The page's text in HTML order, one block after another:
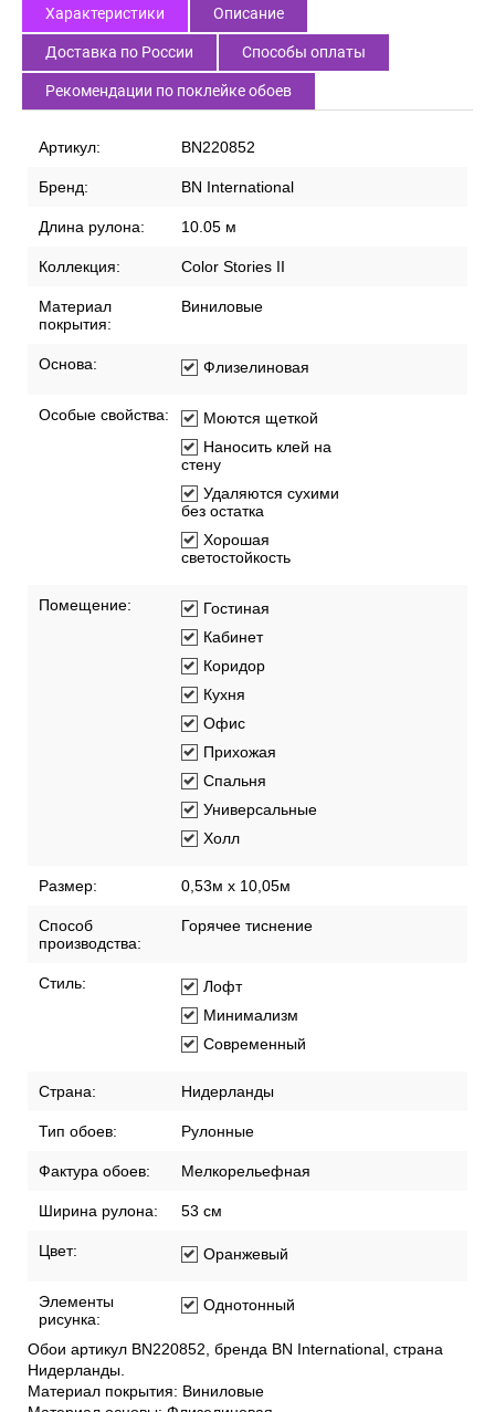
Характеристики Описание
Доставка по России Способы оплаты
Рекомендации по поклейке обоев
Артикул: BN220852
Бренд: BN International
Длина рулона: 10.05 м
Коллекция: Color Stories II
Материал
покрытия:
Виниловые
Основа: Флизелиновая
Особые свойства:
Моются щеткой
Наносить клей на
стену
Удаляются сухими
без остатка
Хорошая
светостойкость
Помещение:
Гостиная
Кабинет
Коридор
Кухня
Офис
Прихожая
Спальня
Универсальные
Холл
Размер: 0,53м x 10,05м
Способ
производства:
Горячее тиснение
Стиль:
Лофт
Минимализм
Современный
Страна: Нидерланды
Тип обоев: Рулонные
Фактура обоев: Мелкорельефная
Ширина рулона: 53 см
Цвет: Оранжевый
Элементы
рисунка:
Однотонный
Обои артикул BN220852, бренда BN International, страна
Нидерланды.
Материал покрытия: Виниловые